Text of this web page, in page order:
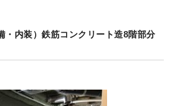
・内装）鉄筋コンクリート造8階部分